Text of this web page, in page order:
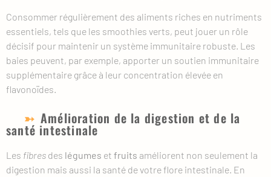
Consommer régulièrement des aliments riches en nutriments
essentiels, tels que les smoothies verts, peut jouer un rôle
décisif pour maintenir un système immunitaire robuste. Les
baies peuvent, par exemple, apporter un soutien immunitaire
supplémentaire grâce à leur concentration élevée en
flavonoïdes.
Amélioration de la digestion et de la
santé intestinale
Les fibres des légumes et fruits améliorent non seulement la
digestion mais aussi la santé de votre flore intestinale. En